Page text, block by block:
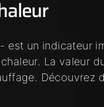
est un indicateur
La valeur
Découvrez